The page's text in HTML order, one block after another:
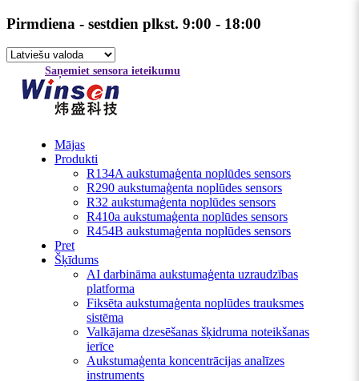
Pirmdiena - sestdien plkst. 9:00 - 18:00
Saņemiet sensora ieteikumu
Mājas
Produkti
R134A aukstumaģenta noplūdes sensors
R290 aukstumaģenta noplūdes sensors
R32 aukstumaģenta noplūdes sensors
R410a aukstumaģenta noplūdes sensors
R454B aukstumaģenta noplūdes sensors
Pret
Šķīdums
AI darbināma aukstumaģenta uzraudzības
platforma
Fiksēta aukstumaģenta noplūdes trauksmes
sistēma
Valkājama dzesēšanas šķidruma noteikšanas
ierīce
Aukstumaģenta koncentrācijas analīzes
instruments